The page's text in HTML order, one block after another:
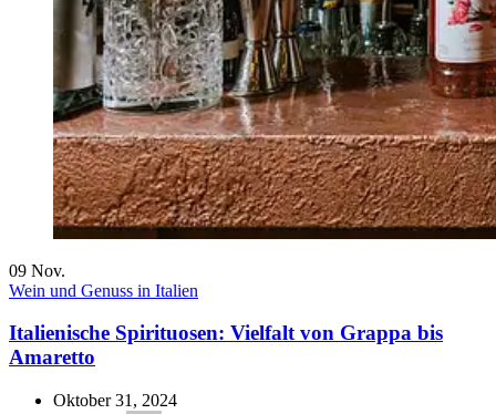
09 Nov.
Wein und Genuss in Italien
Italienische Spirituosen: Vielfalt von Grappa bis
Amaretto
Oktober 31, 2024